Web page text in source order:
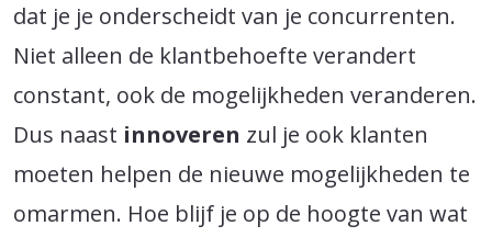
dat je je onderscheidt van je concurrenten.
Niet alleen de klantbehoefte verandert
constant, ook de mogelijkheden veranderen.
Dus naast innoveren zul je ook klanten
moeten helpen de nieuwe mogelijkheden te
omarmen. Hoe blijf je op de hoogte van wat